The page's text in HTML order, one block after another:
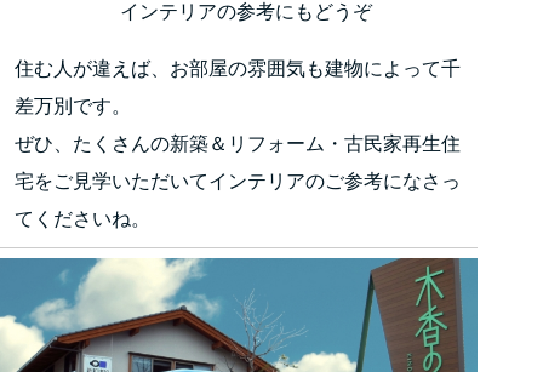
インテリアの参考にもどうぞ
住む人が違えば、お部屋の雰囲気も建物によって千
差万別です。
ぜひ、たくさんの新築＆リフォーム・古民家再生住
宅をご見学いただいてインテリアのご参考になさっ
てくださいね。